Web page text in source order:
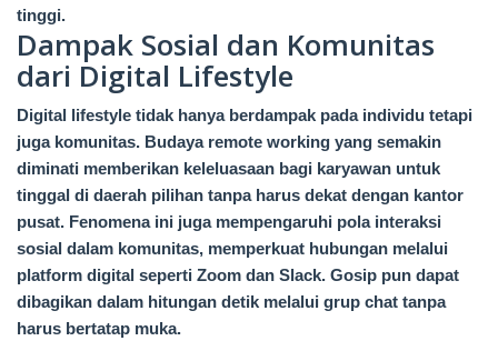
tinggi.
Dampak Sosial dan Komunitas
dari Digital Lifestyle
Digital lifestyle tidak hanya berdampak pada individu tetapi
juga komunitas. Budaya remote working yang semakin
diminati memberikan keleluasaan bagi karyawan untuk
tinggal di daerah pilihan tanpa harus dekat dengan kantor
pusat. Fenomena ini juga mempengaruhi pola interaksi
sosial dalam komunitas, memperkuat hubungan melalui
platform digital seperti Zoom dan Slack. Gosip pun dapat
dibagikan dalam hitungan detik melalui grup chat tanpa
harus bertatap muka.